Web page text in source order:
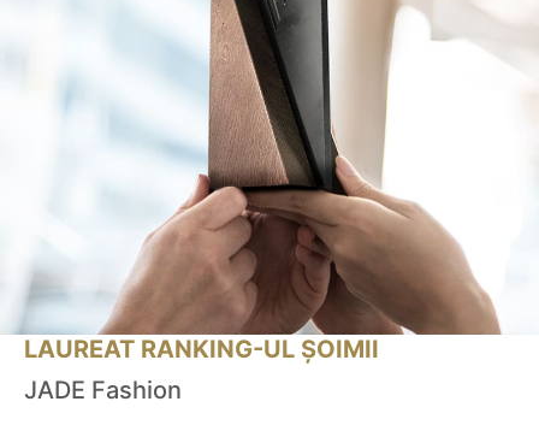
LAUREAT RANKING-UL ȘOIMII
JADE Fashion